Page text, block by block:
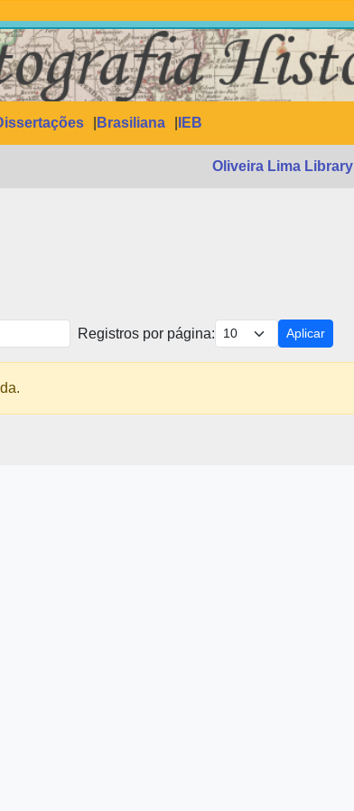
Brasiliana IEB
Oliveira Lima Library
Registros por página: Aplicar